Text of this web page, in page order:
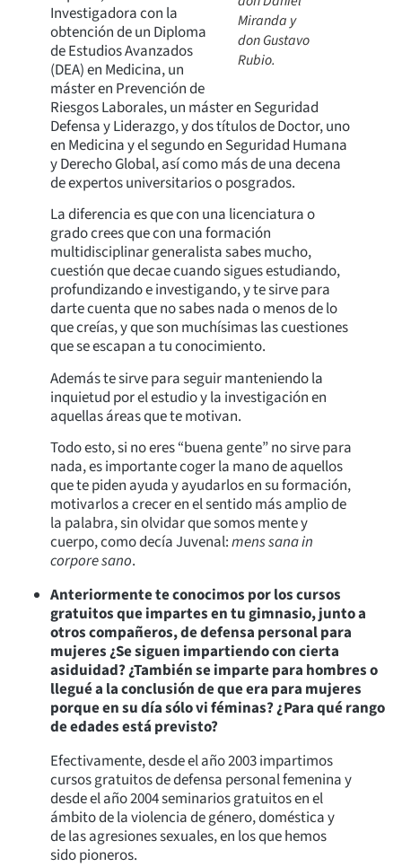
Miranda y
don Gustavo
Rubio.
Investigadora con la
obtención de un Diploma
de Estudios Avanzados
(DEA) en Medicina, un
máster en Prevención de
Riesgos Laborales, un máster en Seguridad
Defensa y Liderazgo, y dos títulos de Doctor, uno
en Medicina y el segundo en Seguridad Humana
y Derecho Global, así como más de una decena
de expertos universitarios o posgrados.
La diferencia es que con una licenciatura o
grado crees que con una formación
multidisciplinar generalista sabes mucho,
cuestión que decae cuando sigues estudiando,
profundizando e investigando, y te sirve para
darte cuenta que no sabes nada o menos de lo
que creías, y que son muchísimas las cuestiones
que se escapan a tu conocimiento.
Además te sirve para seguir manteniendo la
inquietud por el estudio y la investigación en
aquellas áreas que te motivan.
Todo esto, si no eres “buena gente” no sirve para
nada, es importante coger la mano de aquellos
que te piden ayuda y ayudarlos en su formación,
motivarlos a crecer en el sentido más amplio de
la palabra, sin olvidar que somos mente y
cuerpo, como decía Juvenal:mens sana in
corpore sano.
Anteriormente te conocimos por los cursos
gratuitos que impartes en tu gimnasio, junto a
otros compañeros, de defensa personal para
mujeres ¿Se siguen impartiendo con cierta
asiduidad? ¿También se imparte para hombres o
llegué a la conclusión de que era para mujeres
porque en su día sólo vi féminas? ¿Para qué rango
de edades está previsto?
Efectivamente, desde el año 2003 impartimos
cursos gratuitos de defensa personal femenina y
desde el año 2004 seminarios gratuitos en el
ámbito de la violencia de género, doméstica y
de las agresiones sexuales, en los que hemos
sido pioneros.